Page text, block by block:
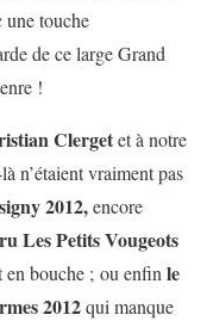
une touche
de ce large Grand
!
Clergetet à notre
n’étaient vraiment pas
2012,encore
Les Petits Vougeots
en bouche ; ou enfin le
2012qui manque